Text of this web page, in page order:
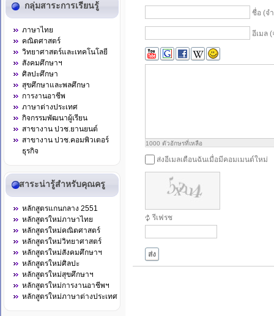
กลุ่มสาระการเรียนรู้
ภาษาไทย
คณิตศาสตร์
วิทยาศาสตร์และเทคโนโลยี
สังคมศึกษาฯ
ศิลปะศึกษา
สุขศึกษาและพลศึกษา
การงานอาชีพ
ภาษาต่างประเทศ
กิจกรรมพัฒนาผู้เรียน
สาขางาน ปวช.ยานยนต์
สาขางาน ปวช.คอมพิวเตอร์
ธุรกิจ
สาระน่ารู้สำหรับคุณครู
หลักสูตรแกนกลาง 2551
หลักสูตรใหม่ภาษาไทย
หลักสูตรใหม่คณิตศาสตร์
หลักสูตรใหม่วิทยาศาสตร์
หลักสูตรใหม่สังคมศึกษาฯ
หลักสูตรใหม่ศิลปะ
หลักสูตรใหม่สุขศึกษาฯ
หลักสูตรใหม่การงานอาชีพฯ
หลักสูตรใหม่ภาษาต่างประเทศ
ชื่อ (จ
อีเมล
1000 ตัวอักษรที่เหลือ
ส่งอีเมลเตือนฉันเมื่อมีคอมเมนต์ใหม่
รีเฟรช
ส่ง